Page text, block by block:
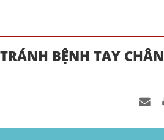
BỆNH TAY CHÂN